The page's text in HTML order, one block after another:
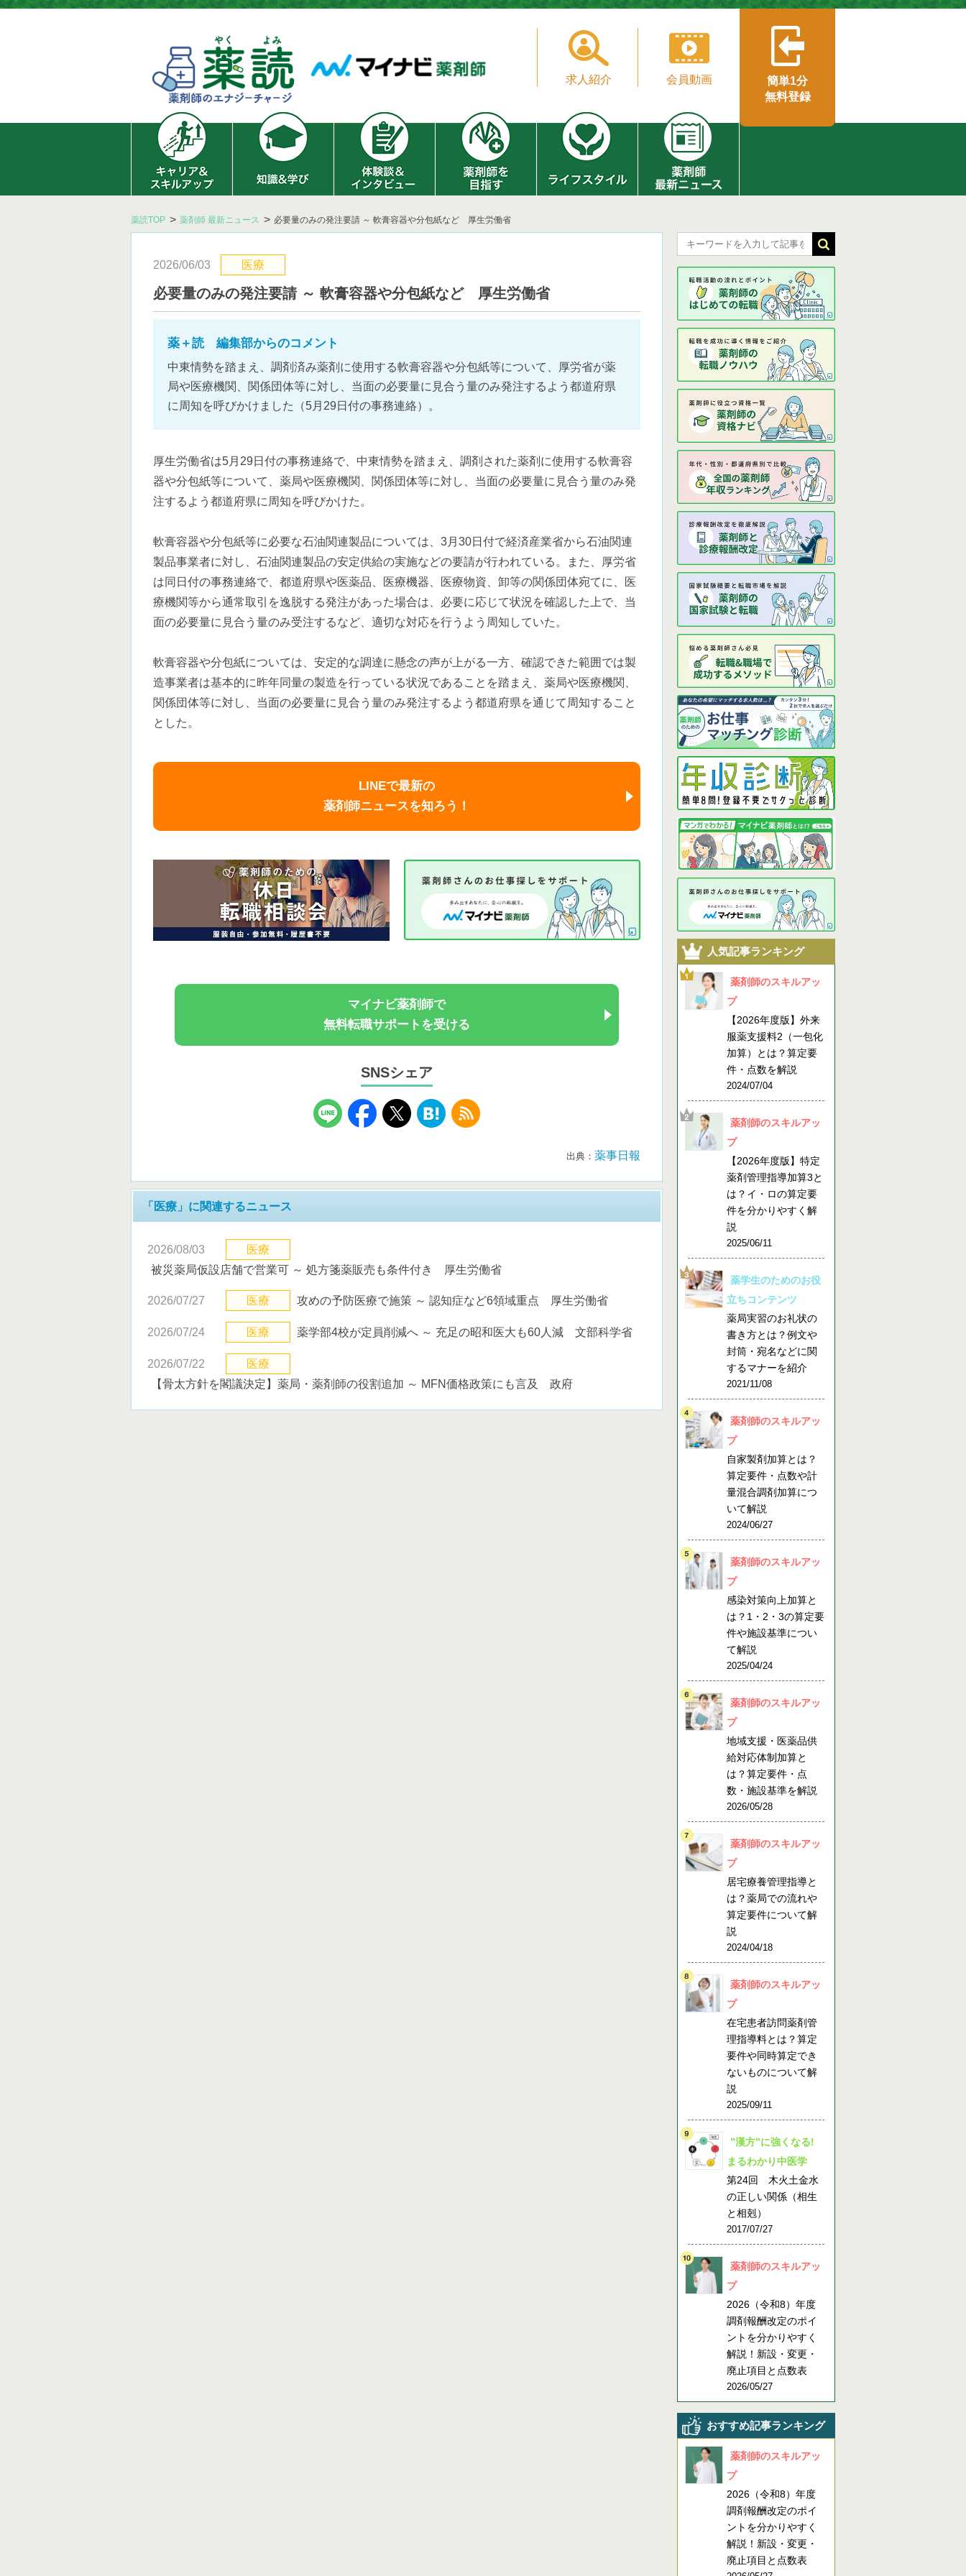
求人紹介 会員動画
簡単1分
無料登録
薬読TOP 薬剤師 最新ニュース 必要量のみの発注要請 ～ 軟膏容器や分包紙など 厚生労働省
2026/06/03 医療
必要量のみの発注要請 ～ 軟膏容器や分包紙など 厚生労働省
薬＋読 編集部からのコメント
中東情勢を踏まえ、調剤済み薬剤に使用する軟膏容器や分包紙等について、厚労省が薬
局や医療機関、関係団体等に対し、当面の必要量に見合う量のみ発注するよう都道府県
に周知を呼びかけました（5月29日付の事務連絡）。
厚生労働省は5月29日付の事務連絡で、中東情勢を踏まえ、調剤された薬剤に使用する軟膏容
器や分包紙等について、薬局や医療機関、関係団体等に対し、当面の必要量に見合う量のみ発
注するよう都道府県に周知を呼びかけた。
軟膏容器や分包紙等に必要な石油関連製品については、3月30日付で経済産業省から石油関連
製品事業者に対し、石油関連製品の安定供給の実施などの要請が行われている。また、厚労省
は同日付の事務連絡で、都道府県や医薬品、医療機器、医療物資、卸等の関係団体宛てに、医
療機関等から通常取引を逸脱する発注があった場合は、必要に応じて状況を確認した上で、当
面の必要量に見合う量のみ受注するなど、適切な対応を行うよう周知していた。
軟膏容器や分包紙については、安定的な調達に懸念の声が上がる一方、確認できた範囲では製
造事業者は基本的に昨年同量の製造を行っている状況であることを踏まえ、薬局や医療機関、
関係団体等に対し、当面の必要量に見合う量のみ発注するよう都道府県を通じて周知すること
とした。
LINEで最新の
薬剤師ニュースを知ろう！
マイナビ薬剤師で
無料転職サポートを受ける
SNSシェア
出典： 薬事日報
「医療」に関連するニュース
2026/08/03
医療
被災薬局仮設店舗で営業可 ～ 処方箋薬販売も条件付き 厚生労働省
2026/07/27 医療 攻めの予防医療で施策 ～ 認知症など6領域重点 厚生労働省
2026/07/24 医療 薬学部4校が定員削減へ ～ 充足の昭和医大も60人減 文部科学省
2026/07/22
医療
【骨太方針を閣議決定】薬局・薬剤師の役割追加 ～ MFN価格政策にも言及 政府
人気記事ランキング
薬剤師のスキルアッ
プ
【2026年度版】外来
服薬支援料2（一包化
加算）とは？算定要
件・点数を解説
2024/07/04
薬剤師のスキルアッ
プ
【2026年度版】特定
薬剤管理指導加算3と
は？イ・ロの算定要
件を分かりやすく解
説
2025/06/11
薬学生のためのお役
立ちコンテンツ
薬局実習のお礼状の
書き方とは？例文や
封筒・宛名などに関
するマナーを紹介
2021/11/08
薬剤師のスキルアッ
プ
自家製剤加算とは？
算定要件・点数や計
量混合調剤加算につ
いて解説
2024/06/27
薬剤師のスキルアッ
プ
感染対策向上加算と
は？1・2・3の算定要
件や施設基準につい
て解説
2025/04/24
薬剤師のスキルアッ
プ
地域支援・医薬品供
給対応体制加算と
は？算定要件・点
数・施設基準を解説
2026/05/28
薬剤師のスキルアッ
プ
居宅療養管理指導と
は？薬局での流れや
算定要件について解
説
2024/04/18
薬剤師のスキルアッ
プ
在宅患者訪問薬剤管
理指導料とは？算定
要件や同時算定でき
ないものについて解
説
2025/09/11
”漢方”に強くなる!
まるわかり中医学
第24回 木火土金水
の正しい関係（相生
と相剋）
2017/07/27
薬剤師のスキルアッ
プ
2026（令和8）年度
調剤報酬改定のポイ
ントを分かりやすく
解説！新設・変更・
廃止項目と点数表
2026/05/27
おすすめ記事ランキング
薬剤師のスキルアッ
プ
2026（令和8）年度
調剤報酬改定のポイ
ントを分かりやすく
解説！新設・変更・
廃止項目と点数表